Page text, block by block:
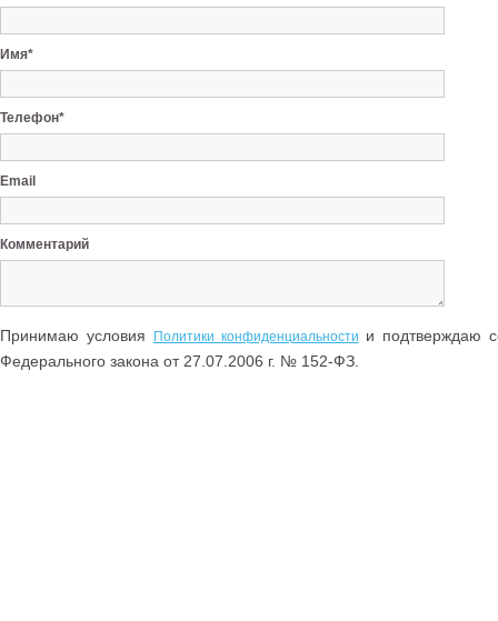
Имя*
Телефон*
Email
Комментарий
Принимаю условия Политики конфиденциальности и подтверждаю
Федерального закона от 27.07.2006 г. № 152-ФЗ.